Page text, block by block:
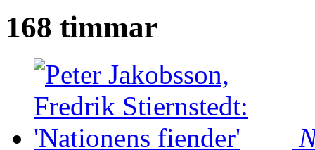
168 timmar